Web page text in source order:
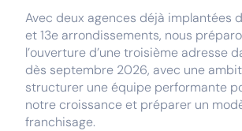
Avec deux agences déjà implantées
et 13e arrondissements, nous
l’ouverture d’une troisième adresse
dès septembre 2026, avec une
structurer une équipe performante
notre croissance et préparer un
franchisage.